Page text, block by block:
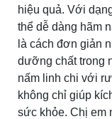
hiệu quả. Với
thể dễ dàng hãm
là cách đơn giản
dưỡng chất trong
nấm linh chi với
không chỉ giúp
sức khỏe. Chị em